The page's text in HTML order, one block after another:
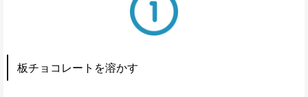
板チョコレートを溶かす